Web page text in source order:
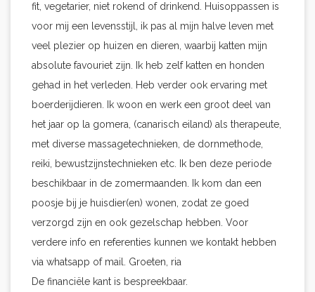
fit, vegetarier, niet rokend of drinkend. Huisoppassen is
voor mij een levensstijl, ik pas al mijn halve leven met
veel plezier op huizen en dieren, waarbij katten mijn
absolute favouriet zijn. Ik heb zelf katten en honden
gehad in het verleden. Heb verder ook ervaring met
boerderijdieren. Ik woon en werk een groot deel van
het jaar op la gomera, (canarisch eiland) als therapeute,
met diverse massagetechnieken, de dornmethode,
reiki, bewustzijnstechnieken etc. Ik ben deze periode
beschikbaar in de zomermaanden. Ik kom dan een
poosje bij je huisdier(en) wonen, zodat ze goed
verzorgd zijn en ook gezelschap hebben. Voor
verdere info en referenties kunnen we kontakt hebben
via whatsapp of mail. Groeten, ria
De financiële kant is bespreekbaar.